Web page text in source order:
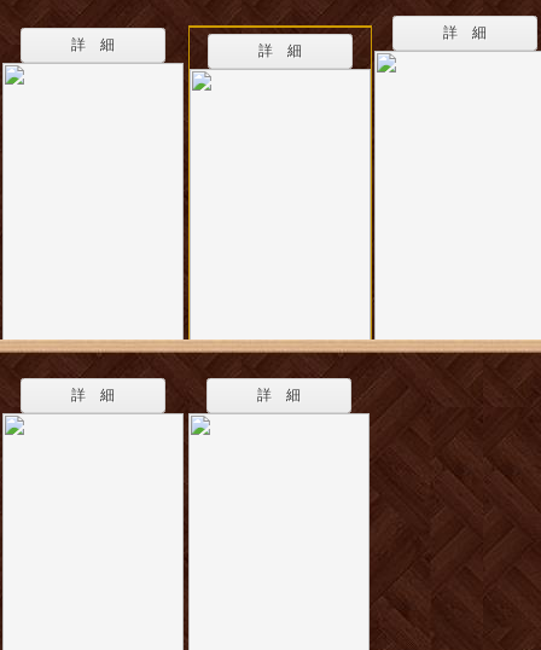
詳 細 詳 細
詳 細
詳 細 詳 細